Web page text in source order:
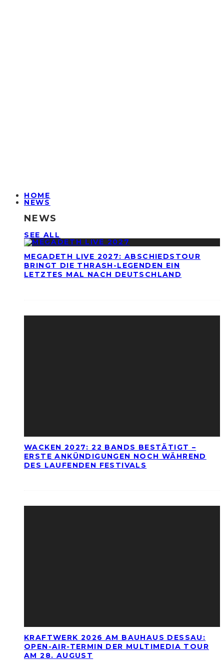
HOME
NEWS
NEWS
SEE ALL
MEGADETH LIVE 2027: ABSCHIEDSTOUR
BRINGT DIE THRASH-LEGENDEN EIN
LETZTES MAL NACH DEUTSCHLAND
WACKEN 2027: 22 BANDS BESTÄTIGT –
ERSTE ANKÜNDIGUNGEN NOCH WÄHREND
DES LAUFENDEN FESTIVALS
KRAFTWERK 2026 AM BAUHAUS DESSAU:
OPEN-AIR-TERMIN DER MULTIMEDIA TOUR
AM 28. AUGUST